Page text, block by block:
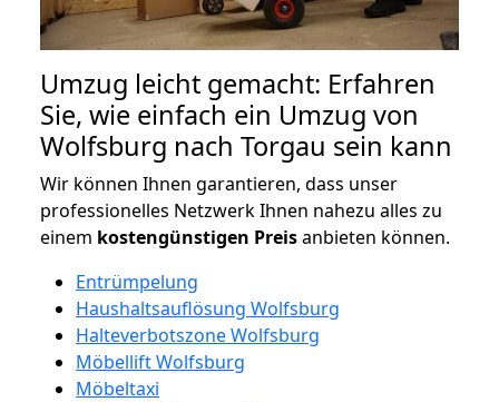
Umzug leicht gemacht: Erfahren
Sie, wie einfach ein Umzug von
Wolfsburg nach Torgau sein kann
Wir können Ihnen garantieren, dass unser
professionelles Netzwerk Ihnen nahezu alles zu
einem kostengünstigen Preisanbieten können.
Entrümpelung
Haushaltsauflösung Wolfsburg
Halteverbotszone Wolfsburg
Möbellift Wolfsburg
Möbeltaxi